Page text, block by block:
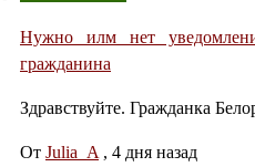
Нужно илм нет
гражданина
Здравствуйте. Гражданка
От Julia_A , 4 дня назад